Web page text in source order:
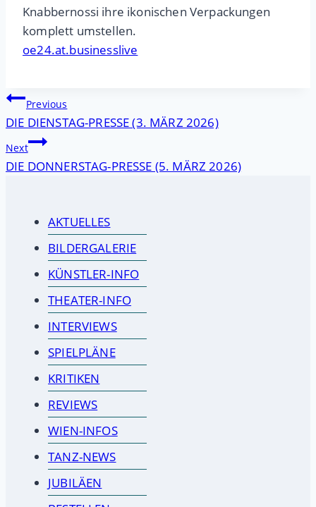
Knabbernossi ihre ikonischen Verpackungen
komplett umstellen.
oe24.at.businesslive
Beitragsnavigation
Previous
DIE DIENSTAG-PRESSE (3. MÄRZ 2026)
Next
DIE DONNERSTAG-PRESSE (5. MÄRZ 2026)
AKTUELLES
BILDERGALERIE
KÜNSTLER-INFO
THEATER-INFO
INTERVIEWS
SPIELPLÄNE
KRITIKEN
REVIEWS
WIEN-INFOS
TANZ-NEWS
JUBILÄEN